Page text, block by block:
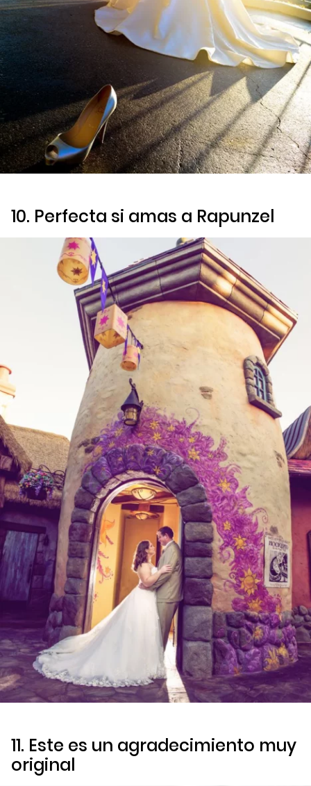
10. Perfecta si amas a Rapunzel
11. Este es un agradecimiento muy
original